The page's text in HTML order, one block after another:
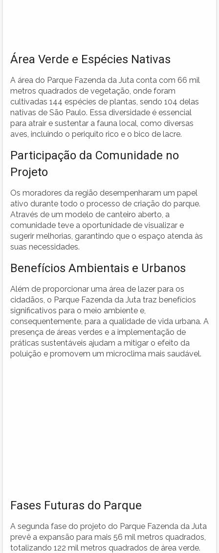
Área Verde e Espécies Nativas
A área do Parque Fazenda da Juta conta com 66 mil
metros quadrados de vegetação, onde foram
cultivadas 144 espécies de plantas, sendo 104 delas
nativas de São Paulo. Essa diversidade é essencial
para atrair e sustentar a fauna local, como diversas
aves, incluindo o periquito rico e o bico de lacre.
Participação da Comunidade no
Projeto
Os moradores da região desempenharam um papel
ativo durante todo o processo de criação do parque.
Através de um modelo de canteiro aberto, a
comunidade teve a oportunidade de visualizar e
sugerir melhorias, garantindo que o espaço atenda às
suas necessidades.
Benefícios Ambientais e Urbanos
Além de proporcionar uma área de lazer para os
cidadãos, o Parque Fazenda da Juta traz benefícios
significativos para o meio ambiente e,
consequentemente, para a qualidade de vida urbana. A
presença de áreas verdes e a implementação de
práticas sustentáveis ajudam a mitigar o efeito da
poluição e promovem um microclima mais saudável.
Fases Futuras do Parque
A segunda fase do projeto do Parque Fazenda da Juta
prevê a expansão para mais 56 mil metros quadrados,
totalizando 122 mil metros quadrados de área verde.